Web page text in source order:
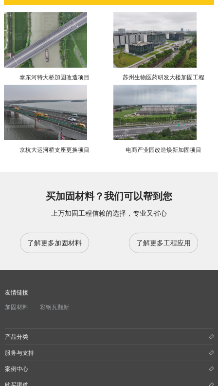
泰东河特大桥加固改造项目 苏州生物医药研发大楼加固工程
京杭大运河桥支座更换项目 电商产业园改造焕新加固项目
买加固材料？我们可以帮到您
上万加固工程信赖的选择，专业又省心
了解更多加固材料 了解更多工程应用
友情链接
加固材料
彩钢瓦翻新
产品分类
服务与支持
案例中心